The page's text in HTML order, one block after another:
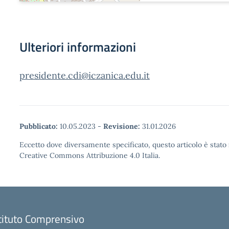
Ulteriori informazioni
presidente.cdi@iczanica.edu.it
Pubblicato: 10.05.2023 - Revisione: 31.01.2026
Eccetto dove diversamente specificato, questo articolo è
Creative Commons Attribuzione 4.0 Italia.
Comprensivo